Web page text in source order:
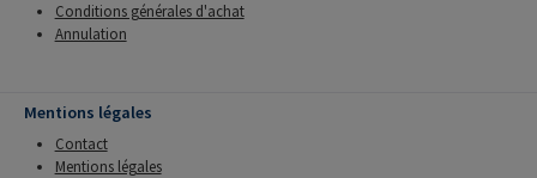
Conditions générales d'achat
Annulation
Mentions légales
Contact
Mentions légales